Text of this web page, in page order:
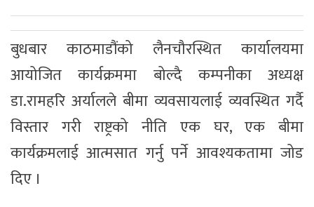
बुधबार काठमाडौंको लैनचौरस्थित कार्यालयमा
आयोजित कार्यक्रममा बोल्दै कम्पनीका अध्यक्ष
डा.रामहरि अर्यालले बीमा व्यवसायलाई व्यवस्थित गर्दै
विस्तार गरी राष्ट्रको नीति एक घर, एक बीमा
कार्यक्रमलाई आत्मसात गर्नु पर्ने आवश्यकतामा जोड
दिए ।